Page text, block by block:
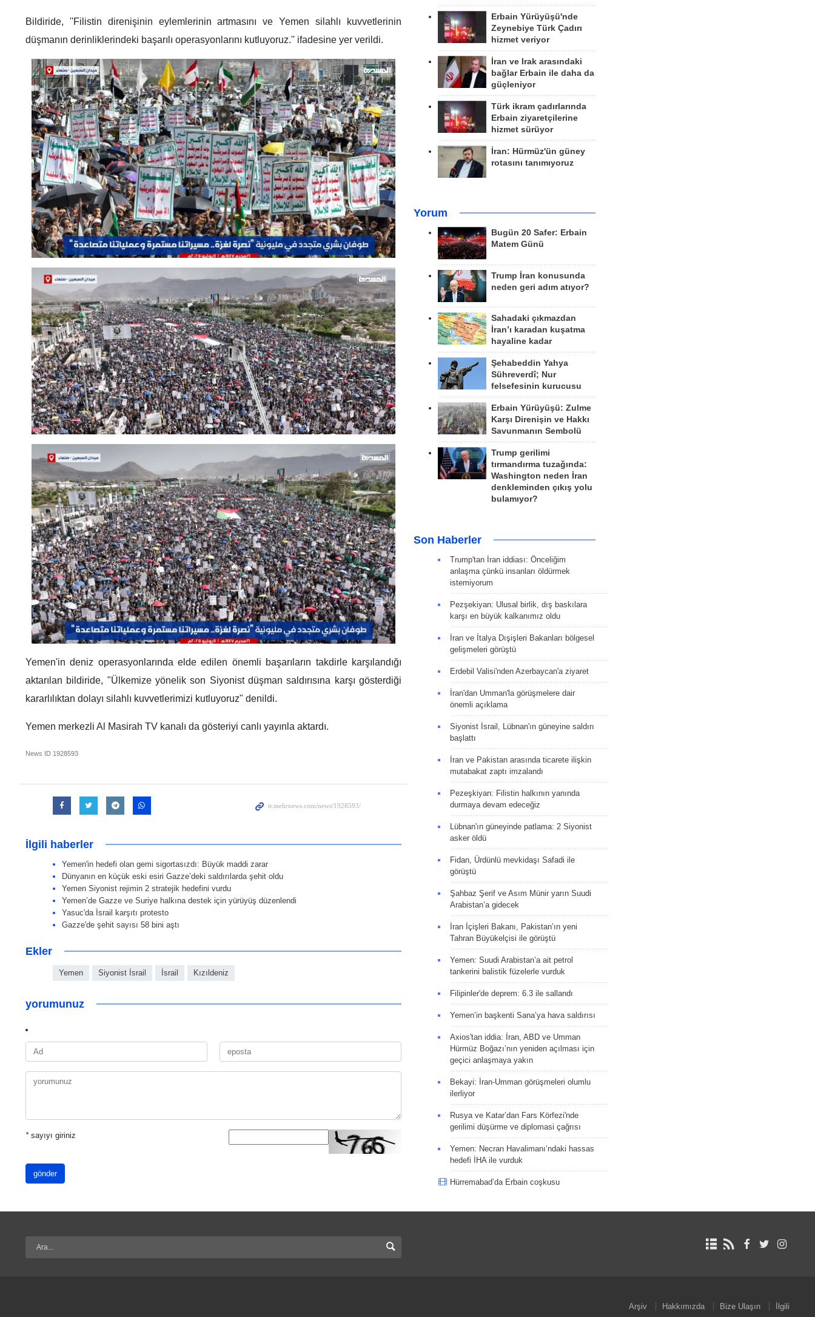
Bildiride, ''Filistin direnişinin eylemlerinin artmasını ve Yemen silahlı kuvvetlerinin
düşmanın derinliklerindeki başarılı operasyonlarını kutluyoruz.'' ifadesine yer verildi.
Yemen'in deniz operasyonlarında elde edilen önemli başarıların takdirle karşılandığı
aktarılan bildiride, "Ülkemize yönelik son Siyonist düşman saldırısına karşı gösterdiği
kararlılıktan dolayı silahlı kuvvetlerimizi kutluyoruz" denildi.
Yemen merkezli Al Masirah TV kanalı da gösteriyi canlı yayınla aktardı.
News ID 1928593
İlgili haberler
Yemen'in hedefi olan gemi sigortasızdı: Büyük maddi zarar
Dünyanın en küçük eski esiri Gazze’deki saldırılarda şehit oldu
Yemen Siyonist rejimin 2 stratejik hedefini vurdu
Yemen’de Gazze ve Suriye halkına destek için yürüyüş düzenlendi
Yasuc'da İsrail karşıtı protesto
Gazze'de şehit sayısı 58 bini aştı
Ekler
Yemen Siyonist İsrail İsrail Kızıldeniz
yorumunuz
*sayıyı giriniz
gönder
Erbain Yürüyüşü'nde
Zeynebiye Türk Çadırı
hizmet veriyor
İran ve Irak arasındaki
bağlar Erbain ile daha da
güçleniyor
Türk ikram çadırlarında
Erbain ziyaretçilerine
hizmet sürüyor
İran: Hürmüz'ün güney
rotasını tanımıyoruz
Yorum
Bugün 20 Safer: Erbain
Matem Günü
Trump İran konusunda
neden geri adım atıyor?
Sahadaki çıkmazdan
İran’ı karadan kuşatma
hayaline kadar
Şehabeddin Yahya
Sühreverdî; Nur
felsefesinin kurucusu
Erbain Yürüyüşü: Zulme
Karşı Direnişin ve Hakkı
Savunmanın Sembolü
Trump gerilimi
tırmandırma tuzağında:
Washington neden İran
denkleminden çıkış yolu
bulamıyor?
Son Haberler
Trump'tan İran iddiası: Önceliğim
anlaşma çünkü insanları öldürmek
istemiyorum
Pezşekiyan: Ulusal birlik, dış baskılara
karşı en büyük kalkanımız oldu
İran ve İtalya Dışişleri Bakanları bölgesel
gelişmeleri görüştü
Erdebil Valisi'nden Azerbaycan'a ziyaret
İran'dan Umman'la görüşmelere dair
önemli açıklama
Siyonist İsrail, Lübnan'ın güneyine saldırı
başlattı
İran ve Pakistan arasında ticarete ilişkin
mutabakat zaptı imzalandı
Pezeşkiyan: Filistin halkının yanında
durmaya devam edeceğiz
Lübnan'ın güneyinde patlama: 2 Siyonist
asker öldü
Fidan, Ürdünlü mevkidaşı Safadi ile
görüştü
Şahbaz Şerif ve Asım Münir yarın Suudi
Arabistan’a gidecek
İran İçişleri Bakanı, Pakistan’ın yeni
Tahran Büyükelçisi ile görüştü
Yemen: Suudi Arabistan’a ait petrol
tankerini balistik füzelerle vurduk
Filipinler'de deprem: 6.3 ile sallandı
Yemen’in başkenti Sana’ya hava saldırısı
Axios'tan iddia: İran, ABD ve Umman
Hürmüz Boğazı’nın yeniden açılması için
geçici anlaşmaya yakın
Bekayi: İran-Umman görüşmeleri olumlu
ilerliyor
Rusya ve Katar’dan Fars Körfezi'nde
gerilimi düşürme ve diplomasi çağrısı
Yemen: Necran Havalimanı’ndaki hassas
hedefi İHA ile vurduk
Hürremabad’da Erbain coşkusu
Arşiv Hakkımızda Bize Ulaşın İlgili